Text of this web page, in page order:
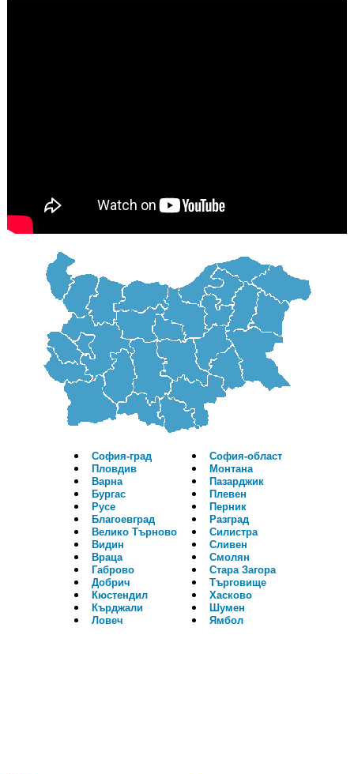
София-град
Пловдив
Варна
Бургас
Русе
Благоевград
Велико Търново
Видин
Враца
Габрово
Добрич
Кюстендил
Кърджали
Ловеч
София-област
Монтана
Пазарджик
Плевен
Перник
Разград
Силистра
Сливен
Смолян
Стара Загора
Търговище
Хасково
Шумен
Ямбол